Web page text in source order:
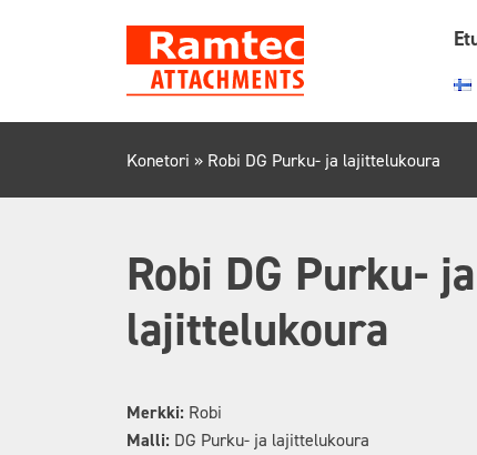
Konetori » Robi DG Purku- ja lajittelukoura
Robi DG Purku- ja
lajittelukoura
Merkki: Robi
Malli: DG Purku- ja lajittelukoura